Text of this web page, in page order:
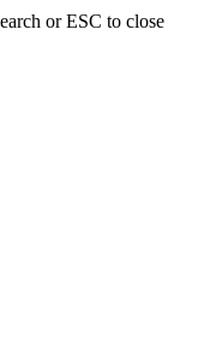
or ESC to close